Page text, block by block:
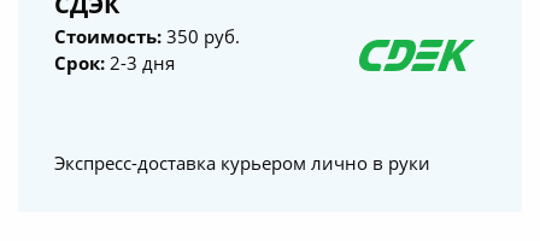
Стоимость: 350 руб.
Срок: 2-3 дня
Экспресс-доставка курьером лично в руки